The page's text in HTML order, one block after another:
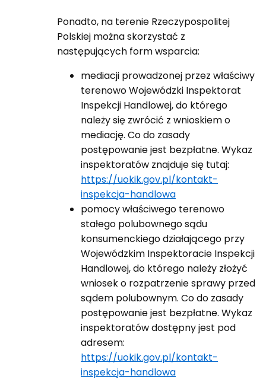
Ponadto, na terenie Rzeczypospolitej
Polskiej można skorzystać z
następujących form wsparcia:
mediacji prowadzonej przez właściwy
terenowo Wojewódzki Inspektorat
Inspekcji Handlowej, do którego
należy się zwrócić z wnioskiem o
mediację. Co do zasady
postępowanie jest bezpłatne. Wykaz
inspektoratów znajduje się tutaj:
https://uokik.gov.pl/kontakt-
inspekcja-handlowa
pomocy właściwego terenowo
stałego polubownego sądu
konsumenckiego działającego przy
Wojewódzkim Inspektoracie Inspekcji
Handlowej, do którego należy złożyć
wniosek o rozpatrzenie sprawy przed
sądem polubownym. Co do zasady
postępowanie jest bezpłatne. Wykaz
inspektoratów dostępny jest pod
adresem:
https://uokik.gov.pl/kontakt-
inspekcja-handlowa